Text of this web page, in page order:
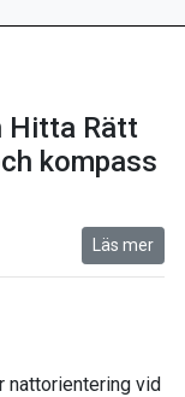
Hitta Rätt
kompass
Läs mer
nattorientering vid